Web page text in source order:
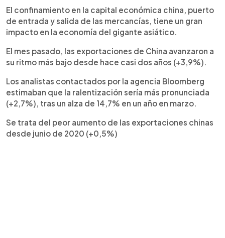
El confinamiento en la capital económica china, puerto
de entrada y salida de las mercancías, tiene un gran
impacto en la economía del gigante asiático.
El mes pasado, las exportaciones de China avanzaron a
su ritmo más bajo desde hace casi dos años (+3,9%).
Los analistas contactados por la agencia Bloomberg
estimaban que la ralentización sería más pronunciada
(+2,7%), tras un alza de 14,7% en un año en marzo.
Se trata del peor aumento de las exportaciones chinas
desde junio de 2020 (+0,5%)